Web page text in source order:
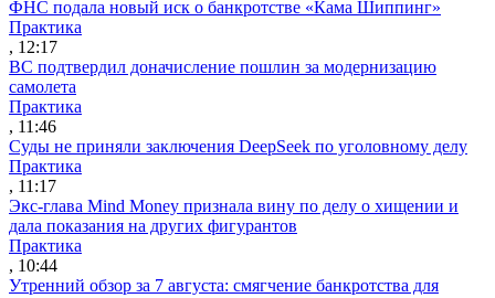
ФНС подала новый иск о банкротстве «Кама Шиппинг»
Практика
, 12:17
ВС подтвердил доначисление пошлин за модернизацию
самолета
Практика
, 11:46
Суды не приняли заключения DeepSeek по уголовному делу
Практика
, 11:17
Экс-глава Mind Money признала вину по делу о хищении и
дала показания на других фигурантов
Практика
, 10:44
Утренний обзор за 7 августа: смягчение банкротства для